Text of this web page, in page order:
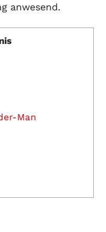
anwesend.
Man